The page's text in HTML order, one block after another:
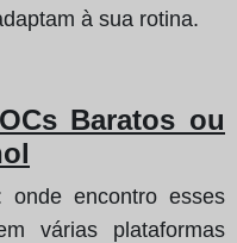
à sua rotina.
Baratos ou
onde encontro esses
várias plataformas